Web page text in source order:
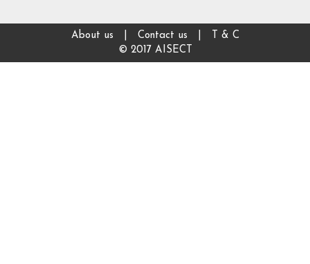
About us Contact us
T & C
© 2017 AISECT